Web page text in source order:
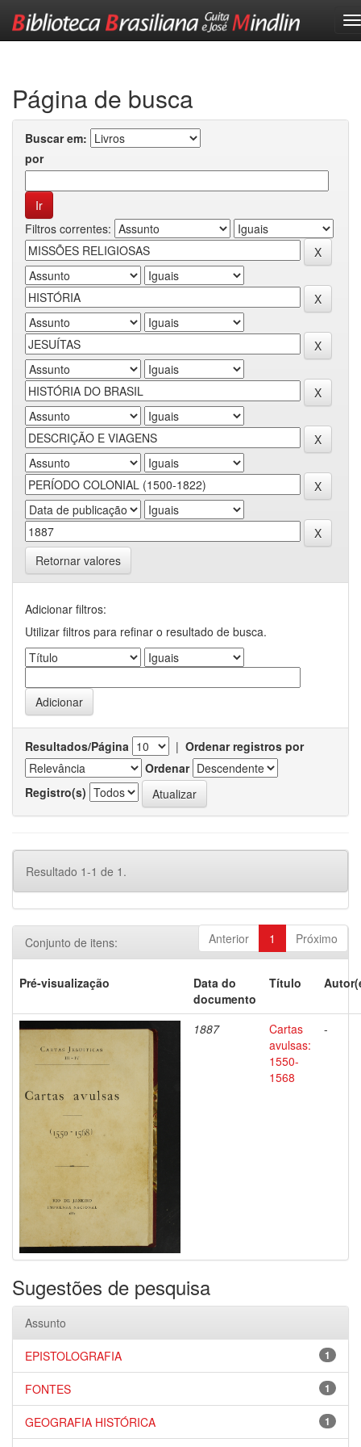
Página de busca
Buscar em:
por
Filtros correntes:
Retornar valores
Adicionar filtros:
Utilizar filtros para refinar o resultado de busca.
Resultados/Página | Ordenar registros por
Ordenar
Registro(s)
Resultado 1-1 de 1.
Anterior 1 Próximo
Conjunto de itens:
Pré-visualização
Data do
documento
Título
1887
Cartas
avulsas:
1550-
1568
-
Sugestões de pesquisa
Assunto
1
EPISTOLOGRAFIA
1
FONTES
1
GEOGRAFIA HISTÓRICA